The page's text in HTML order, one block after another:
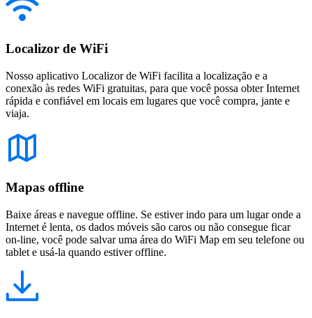
Localizor de WiFi
Nosso aplicativo Localizor de WiFi facilita a localização e a
conexão às redes WiFi gratuitas, para que você possa obter Internet
rápida e confiável em locais em lugares que você compra, jante e
viaja.
Mapas offline
Baixe áreas e navegue offline. Se estiver indo para um lugar onde a
Internet é lenta, os dados móveis são caros ou não consegue ficar
on-line, você pode salvar uma área do WiFi Map em seu telefone ou
tablet e usá-la quando estiver offline.